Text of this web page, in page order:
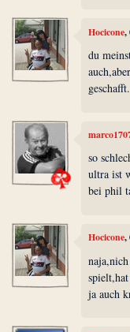
Hocicone,
du
so
ultra ist
bei phil
Hocicone,
ja auch